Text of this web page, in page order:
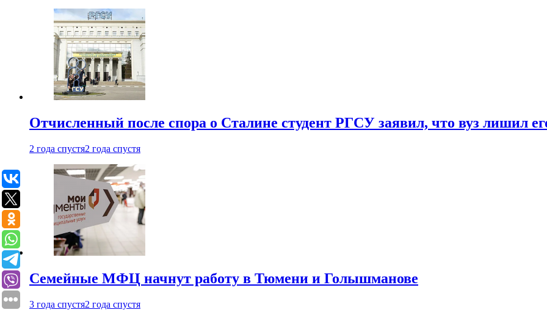
Отчисленный после спора о Сталине студент РГСУ заявил, что вуз лишил
2 года спустя2 года спустя
Семейные МФЦ начнут работу в Тюмени и Голышманове
3 года спустя2 года спустя